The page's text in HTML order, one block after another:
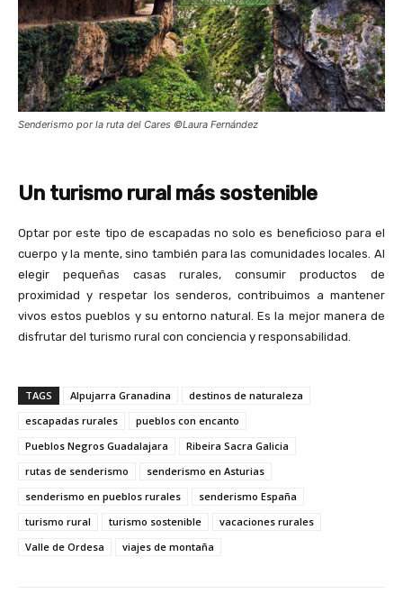
Senderismo por la ruta del Cares ©Laura Fernández
Un turismo rural más sostenible
Optar por este tipo de escapadas no solo es beneficioso para el
cuerpo y la mente, sino también para las comunidades locales. Al
elegir pequeñas casas rurales, consumir productos de
proximidad y respetar los senderos, contribuimos a mantener
vivos estos pueblos y su entorno natural. Es la mejor manera de
disfrutar del turismo rural con conciencia y responsabilidad.
TAGS Alpujarra Granadina
destinos de naturaleza
escapadas rurales
pueblos con encanto
Pueblos Negros Guadalajara
Ribeira Sacra Galicia
rutas de senderismo
senderismo en Asturias
senderismo en pueblos rurales
senderismo España
turismo rural
turismo sostenible
vacaciones rurales
Valle de Ordesa
viajes de montaña